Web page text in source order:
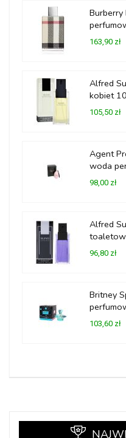
163,90 zł
Alfred
kobiet
105,50 zł
Agent
woda
98,00 zł
Alfred
96,80 zł
Britney
103,60 zł